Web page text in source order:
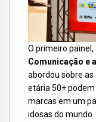
O primeiro painel,
Comunicação e
abordou sobre
etária 50+
marcas em um
idosas do mundo.